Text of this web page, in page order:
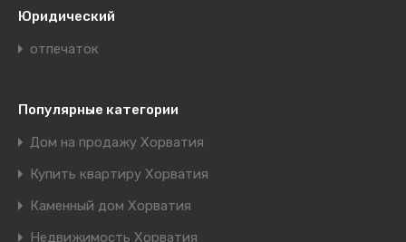
Юридический
отпечаток
Популярные категории
Дом на продажу Хорватия
Купить квартиру Хорватия
Каменный дом Хорватия
Недвижимость Хорватия